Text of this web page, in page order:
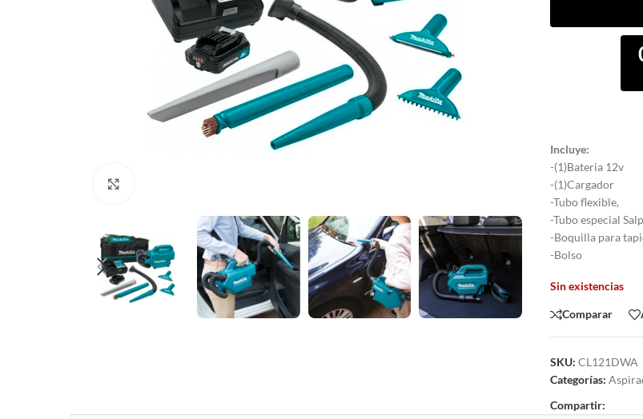
Incluye:
-(1)Bateria 12v
-(1)Cargador
-Tubo flexible,
-Tubo especial
-Boquilla para
-Bolso
Sin existencias
Comparar
SKU: CL121DWA
Categorías:
Compartir: